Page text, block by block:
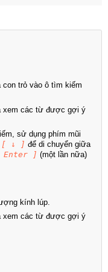
con trỏ vào ô tìm kiếm
xem các từ được gợi ý
sử dụng phím mũi
[ ↓ ] để di chuyển giữa
Enter ] (một lần nữa)
kính lúp.
xem các từ được gợi ý